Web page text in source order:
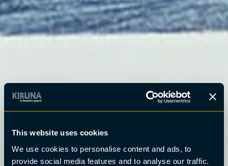
This website uses cookies
We use cookies to personalise content and ads, to
provide social media features and to analyse our traffic.